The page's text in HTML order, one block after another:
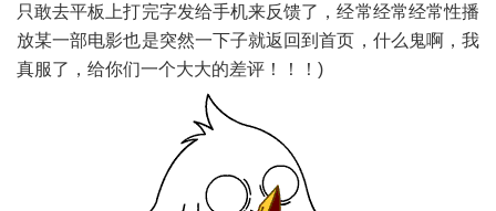
只敢去平板上打完字发给手机来反馈了，经常经常经常性播
放某一部电影也是突然一下子就返回到首页，什么鬼啊，我
真服了，给你们一个大大的差评！！！)